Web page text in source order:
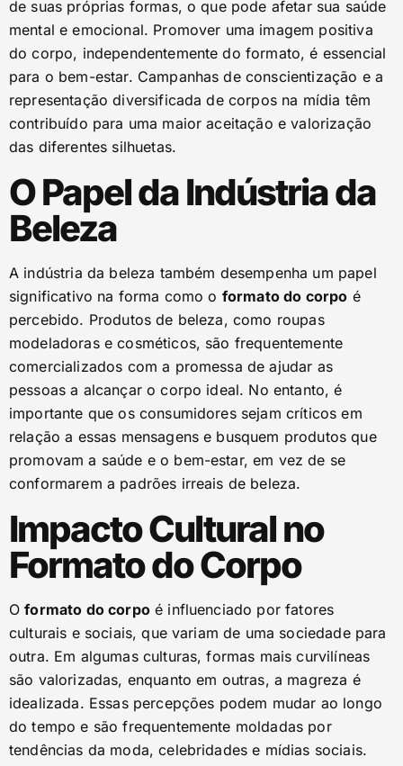
de suas próprias formas, o que pode afetar sua saúde
mental e emocional. Promover uma imagem positiva
do corpo, independentemente do formato, é essencial
para o bem-estar. Campanhas de conscientização e a
representação diversificada de corpos na mídia têm
contribuído para uma maior aceitação e valorização
das diferentes silhuetas.
O Papel da Indústria da
Beleza
A indústria da beleza também desempenha um papel
significativo na forma como o formato do corpo é
percebido. Produtos de beleza, como roupas
modeladoras e cosméticos, são frequentemente
comercializados com a promessa de ajudar as
pessoas a alcançar o corpo ideal. No entanto, é
importante que os consumidores sejam críticos em
relação a essas mensagens e busquem produtos que
promovam a saúde e o bem-estar, em vez de se
conformarem a padrões irreais de beleza.
Impacto Cultural no
Formato do Corpo
Oformato do corpoé influenciado por fatores
culturais e sociais, que variam de uma sociedade para
outra. Em algumas culturas, formas mais curvilíneas
são valorizadas, enquanto em outras, a magreza é
idealizada. Essas percepções podem mudar ao longo
do tempo e são frequentemente moldadas por
tendências da moda, celebridades e mídias sociais.